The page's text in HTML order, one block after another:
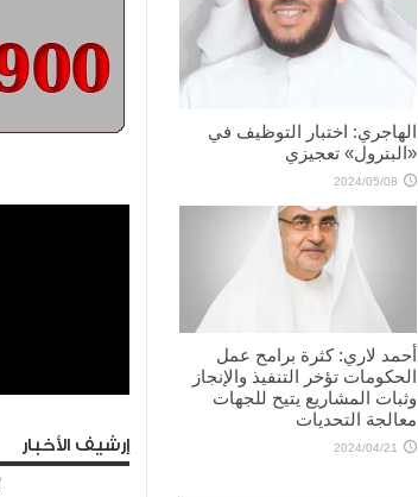
الهاجري: اختبار التوظيف في
«البترول» تعجيزي
2024/05/08
أحمد لاري: كثرة برامح عمل
الحكومات تؤخر التنفيذ والإنجاز
وثبات المشاريع يتيح للجهات
معالجة التحديات
2024/04/21 إرشيف الأخبار